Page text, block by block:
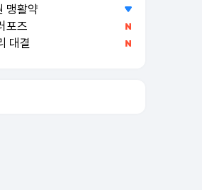
맹활약
포즈
대결